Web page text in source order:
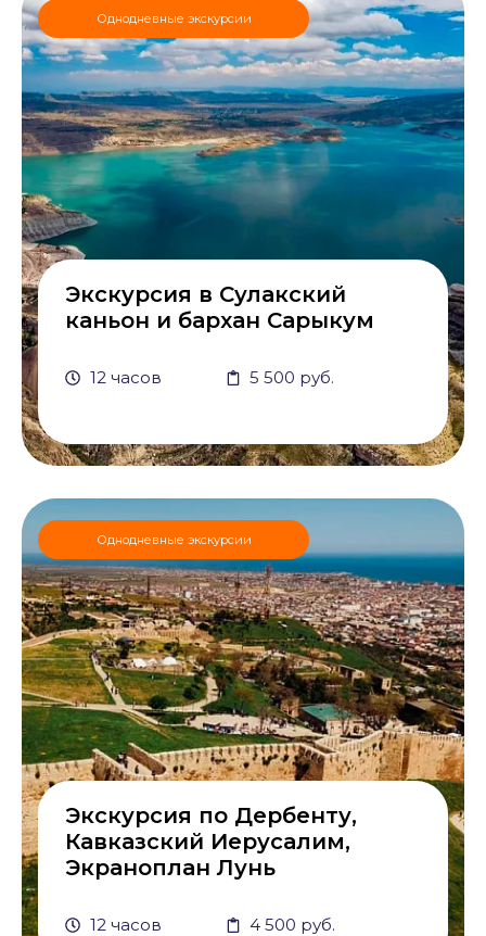
Однодневные экскурсии
Экскурсия в Сулакский
каньон и бархан Сарыкум
12 часов 5 500 руб.
Однодневные экскурсии
Экскурсия по Дербенту,
Кавказский Иерусалим,
Экраноплан Лунь
12 часов 4 500 руб.